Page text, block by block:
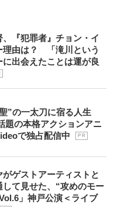
『犯罪者』チョン・イ
理由は？ 「滝川という
に出会えたことは運が良
”の一太刀に宿る人生
の本格アクションアニ
で独占配信中
P R
がゲストアーティストと
して見せた、“攻めのモー
」神戸公演＜ライブ